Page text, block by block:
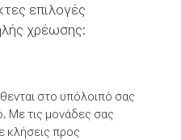
επιλογές
χρέωσης:
στο υπόλοιπό σας
Με τις μονάδες σας
κλήσεις προς